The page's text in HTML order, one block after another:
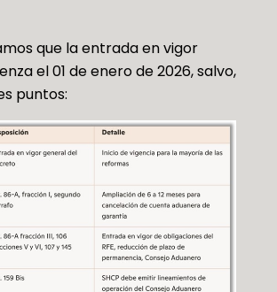
que la entrada en vigor
el 01 de enero de 2026, salvo,
puntos: